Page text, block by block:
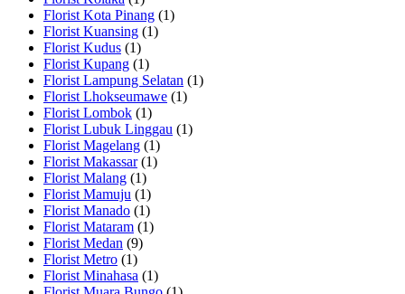
Florist Kota Pinang (1)
Florist Kuansing (1)
Florist Kudus (1)
Florist Kupang (1)
Florist Lampung Selatan (1)
Florist Lhokseumawe (1)
Florist Lombok (1)
Florist Lubuk Linggau (1)
Florist Magelang (1)
Florist Makassar(1)
Florist Malang (1)
Florist Mamuju (1)
Florist Manado (1)
Florist Mataram (1)
Florist Medan (9)
Florist Metro (1)
Florist Minahasa (1)